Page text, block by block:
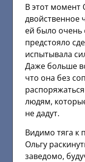
В этот момент
двойственное
ей было очень
предстояло
испытывала
Даже больше
что она без
людям,
не дадут.
Видимо тяга к
Ольгу
заведомо,